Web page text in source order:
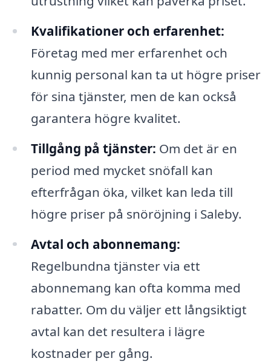
Kvalifikationer och erfarenhet:
Företag med mer erfarenhet och
kunnig personal kan ta ut högre priser
för sina tjänster, men de kan också
garantera högre kvalitet.
Tillgång på tjänster: Om det är en
period med mycket snöfall kan
efterfrågan öka, vilket kan leda till
högre priser på snöröjning i Saleby.
Avtal och abonnemang:
Regelbundna tjänster via ett
abonnemang kan ofta komma med
rabatter. Om du väljer ett långsiktigt
avtal kan det resultera i lägre
kostnader per gång.